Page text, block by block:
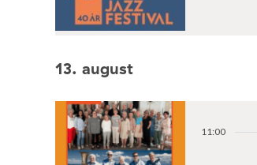
13. august
11:00